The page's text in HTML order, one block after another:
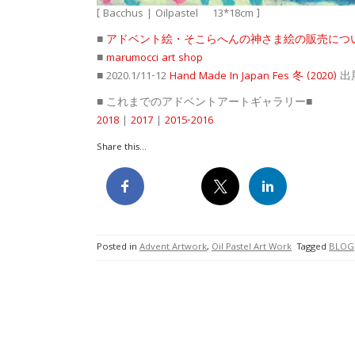
[ Bacchus | Oilpastel 13*18cm ]
■ アドベント絵・そこらへんの神さま絵の販売につ
■marumocci art shop
■ 2020.1/11-12Hand Made In Japan Fes 冬 (2020)
■ これまでのアドベントアートギャラリー■
2018 | 2017 | 2015-2016
Share this...
Posted in Advent Artwork, Oil Pastel Art Work Tagged BLOG